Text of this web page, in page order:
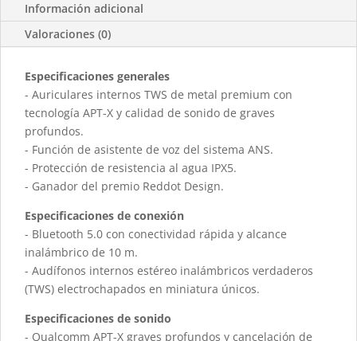
Información adicional
Valoraciones (0)
Especificaciones generales
- Auriculares internos TWS de metal premium con
tecnología APT-X y calidad de sonido de graves
profundos.
- Función de asistente de voz del sistema ANS.
- Protección de resistencia al agua IPX5.
- Ganador del premio Reddot Design.
Especificaciones de conexión
- Bluetooth 5.0 con conectividad rápida y alcance
inalámbrico de 10 m.
- Audífonos internos estéreo inalámbricos verdaderos
(TWS) electrochapados en miniatura únicos.
Especificaciones de sonido
- Qualcomm APT-X graves profundos y cancelación de